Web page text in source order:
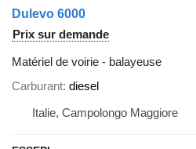
Dulevo 6000
Prix sur demande
Matériel de voirie - balayeuse
Carburant diesel
Italie, Campolongo Maggiore